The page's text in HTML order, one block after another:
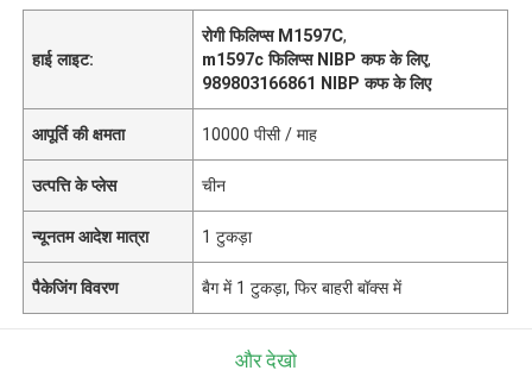
हाई लाइट:
रोगी फिलिप्स M1597C,
m1597c फिलिप्स NIBP कफ के लिए,
989803166861 NIBP कफ के लिए
आपूर्ति की क्षमता 10000 पीसी / माह
उत्पत्ति के प्लेस चीन
न्यूनतम आदेश मात्रा 1 टुकड़ा
पैकेजिंग विवरण बैग में 1 टुकड़ा, फिर बाहरी बॉक्स में
और देखो